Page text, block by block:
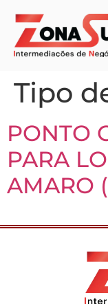
Tipo
PONTO
PARA
AMARO